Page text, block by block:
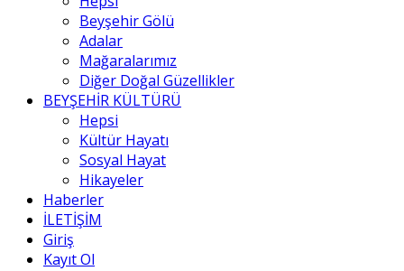
Beyşehir Gölü
Adalar
Mağaralarımız
Diğer Doğal Güzellikler
BEYŞEHİR KÜLTÜRÜ
Hepsi
Kültür Hayatı
Sosyal Hayat
Hikayeler
Haberler
İLETİŞİM
Giriş
Kayıt Ol